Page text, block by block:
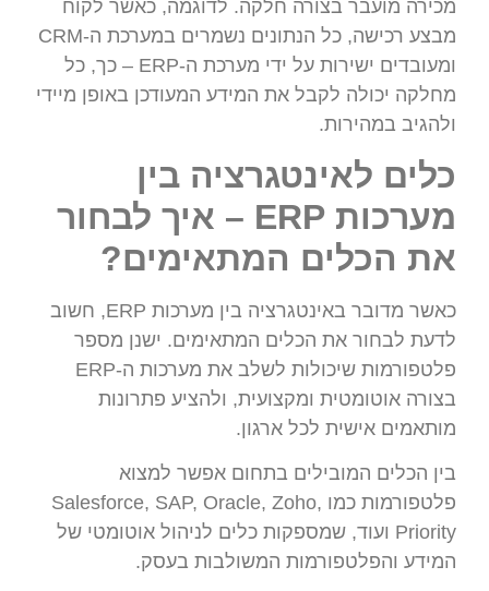
מכירה מועבר בצורה חלקה. לדוגמה, כאשר לקוח
מבצע רכישה, כל הנתונים נשמרים במערכת ה-CRM
ומעובדים ישירות על ידי מערכת ה-ERP – כך, כל
מחלקה יכולה לקבל את המידע המעודכן באופן מיידי
ולהגיב במהירות.
כלים לאינטגרציה בין
מערכות ERP – איך לבחור
את הכלים המתאימים?
כאשר מדובר באינטגרציה בין מערכות ERP, חשוב
לדעת לבחור את הכלים המתאימים. ישנן מספר
פלטפורמות שיכולות לשלב את מערכות ה-ERP
בצורה אוטומטית ומקצועית, ולהציע פתרונות
מותאמים אישית לכל ארגון.
בין הכלים המובילים בתחום אפשר למצוא
פלטפורמות כמו Salesforce, SAP, Oracle, Zoho,
Priority ועוד, שמספקות כלים לניהול אוטומטי של
המידע והפלטפורמות המשולבות בעסק.